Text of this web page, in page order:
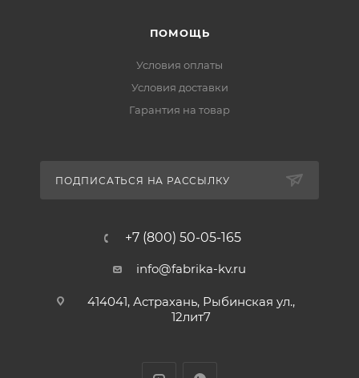
ПОМОЩЬ
Условия оплаты
Условия доставки
Гарантия на товар
ПОДПИСАТЬСЯ НА РАССЫЛКУ
+7 (800) 50-05-165
info@fabrika-kv.ru
414041, Астрахань, Рыбинская ул.,
12лит7